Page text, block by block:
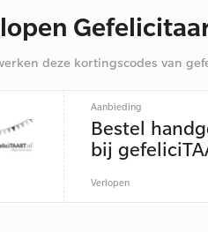
deze kortingscodes van
Aanbieding
Bestel
bij
Verlopen